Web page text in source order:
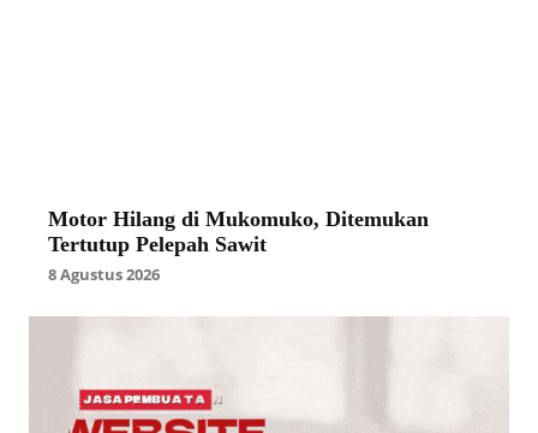
Motor Hilang di Mukomuko, Ditemukan
Tertutup Pelepah Sawit
8 Agustus 2026